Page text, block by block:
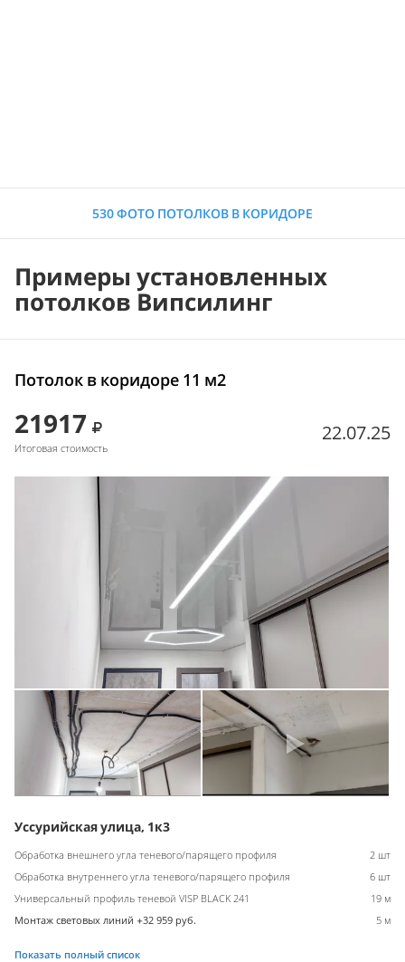
530 ФОТО ПОТОЛКОВ В КОРИДОРЕ
Примеры установленных
потолков Випсилинг
Потолок в коридоре 11 м2
21917
Итоговая стоимость
22.07.25
Уссурийская улица, 1к3
Обработка внешнего угла теневого/парящего профиля
2 шт
Обработка внутреннего угла теневого/парящего профиля
6 шт
Универсальный профиль теневой VISP BLACK 241
19 м
Монтаж световых линий +32 959 руб.
5 м
Показать полный список